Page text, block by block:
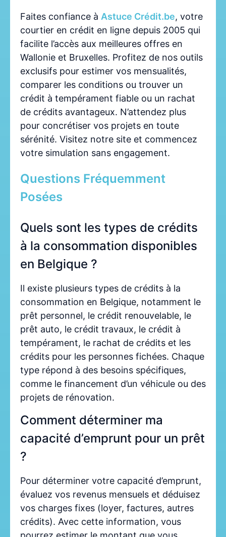
Faites confiance à Astuce Crédit.be, votre
courtier en crédit en ligne depuis 2005 qui
facilite l’accès aux meilleures offres en
Wallonie et Bruxelles. Profitez de nos outils
exclusifs pour estimer vos mensualités,
comparer les conditions ou trouver un
crédit à tempérament fiable ou un rachat
de crédits avantageux. N’attendez plus
pour concrétiser vos projets en toute
sérénité. Visitez notre site et commencez
votre simulation sans engagement.
Questions Fréquemment
Posées
Quels sont les types de crédits
à la consommation disponibles
en Belgique ?
Il existe plusieurs types de crédits à la
consommation en Belgique, notamment le
prêt personnel, le crédit renouvelable, le
prêt auto, le crédit travaux, le crédit à
tempérament, le rachat de crédits et les
crédits pour les personnes fichées. Chaque
type répond à des besoins spécifiques,
comme le financement d’un véhicule ou des
projets de rénovation.
Comment déterminer ma
capacité d’emprunt pour un prêt
?
Pour déterminer votre capacité d’emprunt,
évaluez vos revenus mensuels et déduisez
vos charges fixes (loyer, factures, autres
crédits). Avec cette information, vous